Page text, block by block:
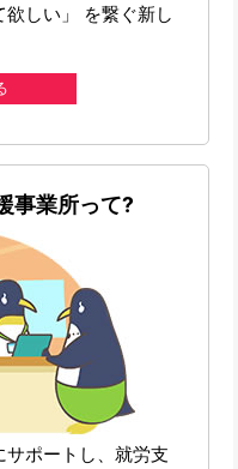
しい」 を繋ぐ新し
事業所って?
ポートし、就労支